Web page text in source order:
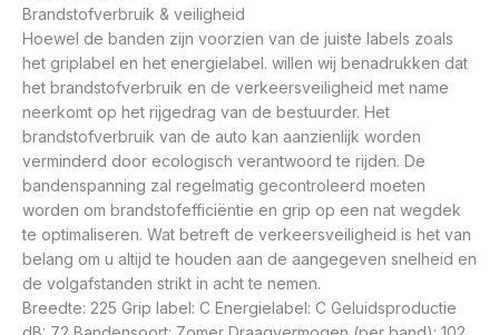
Brandstofverbruik & veiligheid
Hoewel de banden zijn voorzien van de juiste labels zoals
het griplabel en het energielabel. willen wij benadrukken dat
het brandstofverbruik en de verkeersveiligheid met name
neerkomt op het rijgedrag van de bestuurder. Het
brandstofverbruik van de auto kan aanzienlijk worden
verminderd door ecologisch verantwoord te rijden. De
bandenspanning zal regelmatig gecontroleerd moeten
worden om brandstofefficiëntie en grip op een nat wegdek
te optimaliseren. Wat betreft de verkeersveiligheid is het van
belang om u altijd te houden aan de aangegeven snelheid en
de volgafstanden strikt in acht te nemen.
Breedte: 225 Grip label: C Energielabel: C Geluidsproductie